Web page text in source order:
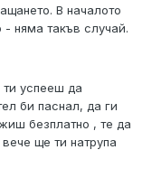
В началото
няма такъв случай.
ти успееш да
би паснал, да ги
безплатно , те да
ще ти натрупа